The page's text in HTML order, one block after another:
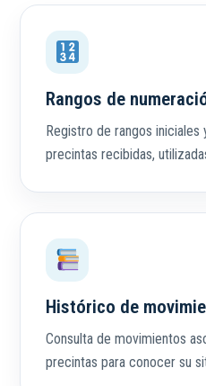
Rangos de
Registro de rangos iniciales
precintas recibidas,
Histórico de
Consulta de movimientos
precintas para conocer su